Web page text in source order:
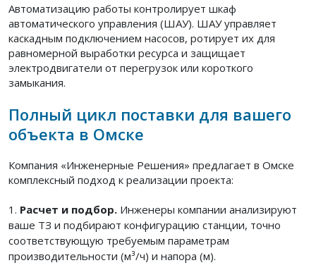
Автоматизацию работы контролирует шкаф
автоматического управления (ШАУ). ШАУ управляет
каскадным подключением насосов, ротирует их для
равномерной выработки ресурса и защищает
электродвигатели от перегрузок или короткого
замыкания.
Полный цикл поставки для вашего
объекта в Омске
Компания «Инженерные Решения» предлагает в Омске
комплексный подход к реализации проекта:
Расчет и подбор. Инженеры компании анализируют
ваше ТЗ и подбирают конфигурацию станции, точно
соответствующую требуемым параметрам
производительности (м³/ч) и напора (м).